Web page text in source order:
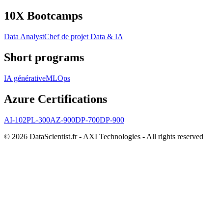
10X Bootcamps
Data AnalystChef de projet Data & IA
Short programs
IA générativeMLOps
Azure Certifications
AI-102PL-300AZ-900DP-700DP-900
© 2026 DataScientist.fr - AXI Technologies - All rights reserved